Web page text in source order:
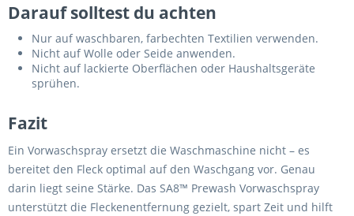
Darauf solltest du achten
Nur auf waschbaren, farbechten Textilien verwenden.
Nicht auf Wolle oder Seide anwenden.
Nicht auf lackierte Oberflächen oder Haushaltsgeräte
sprühen.
Fazit
Ein Vorwaschspray ersetzt die Waschmaschine nicht – es
bereitet den Fleck optimal auf den Waschgang vor. Genau
darin liegt seine Stärke. Das SA8™ Prewash Vorwaschspray
unterstützt die Fleckenentfernung gezielt, spart Zeit und hilft